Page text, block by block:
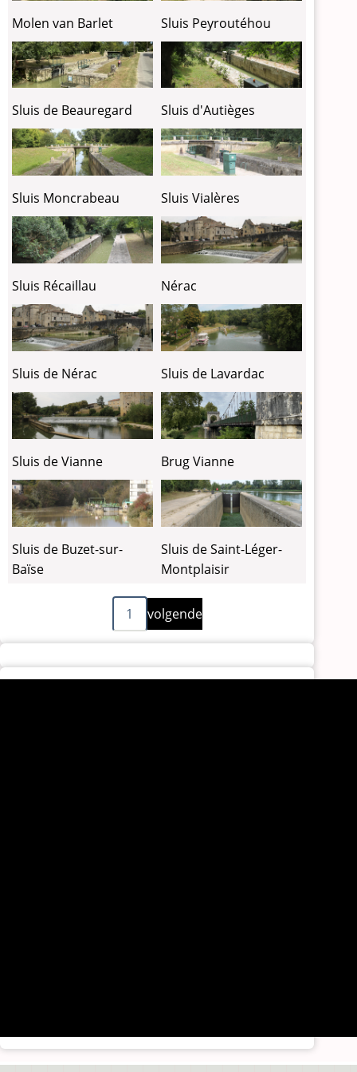
Molen van Barlet Sluis Peyroutéhou
Sluis de Beauregard Sluis d'Autièges
Sluis Moncrabeau Sluis Vialères
Sluis Récaillau Nérac
Sluis de Nérac Sluis de Lavardac
Sluis de Vianne Brug Vianne
Sluis de Buzet-sur-
Baïse
Sluis de Saint-Léger-
Montplaisir
1
Volgende
pagina
volgende